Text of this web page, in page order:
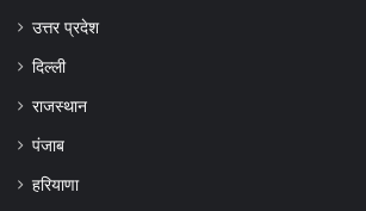
उत्तर प्रदेश
दिल्ली
राजस्थान
पंजाब
हरियाणा